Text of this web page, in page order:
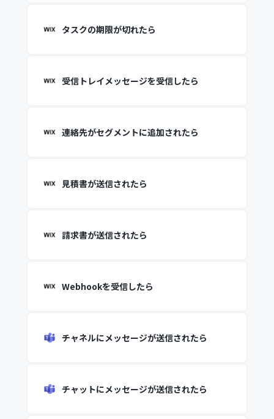
タスクの期限が切れたら
受信トレイメッセージを受信したら
連絡先がセグメントに追加されたら
見積書が送信されたら
請求書が送信されたら
Webhookを受信したら
チャネルにメッセージが送信されたら
チャットにメッセージが送信されたら